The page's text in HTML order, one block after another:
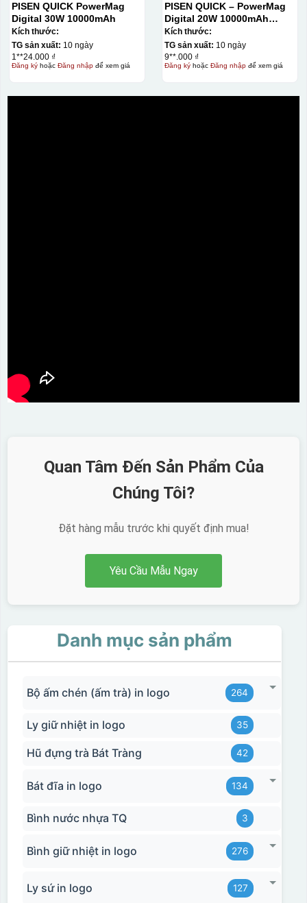
Hộp xi 2 cốc
PISEN QUICK PowerMag
Digital 30W 10000mAh
Kích thước:
TG sản xuất: 10 ngày
1**24.000 ₫
Đăng kýhoặc Đăng nhậpđể xem giá
PISEN QUICK – PowerMag
Digital 20W 10000mAh
Power bank. White: 200pcs;
Blue: 200pcs
Kích thước:
TG sản xuất: 10 ngày
9**.000 ₫
Đăng kýhoặc Đăng nhậpđể xem giá
Quan Tâm Đến Sản Phẩm Của
Chúng Tôi?
Đặt hàng mẫu trước khi quyết định mua!
Yêu Cầu Mẫu Ngay
Danh mục sản phẩm
Bộ ấm chén (ấm trà) in logo 264
Ly giữ nhiệt in logo 35
Hũ đựng trà Bát Tràng 42
Bát đĩa in logo 134
Bình nước nhựa TQ 3
Bình giữ nhiệt in logo 276
Ly sứ in logo 127